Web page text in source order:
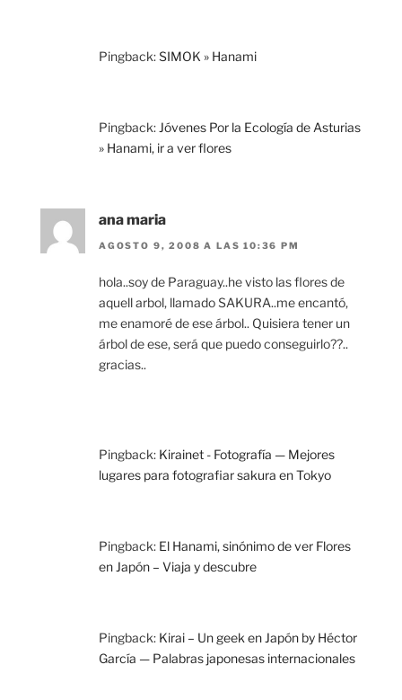
Pingback:SIMOK » Hanami
Pingback: Jóvenes Por la Ecología de Asturias
» Hanami, ir a ver flores
ana maria
AGOSTO 9, 2008 A LAS 10:36 PM
hola..soy de Paraguay..he visto las flores de
aquell arbol, llamado SAKURA..me encantó,
me enamoré de ese árbol.. Quisiera tener un
árbol de ese, será que puedo conseguirlo??..
gracias..
Pingback: Kirainet - Fotografía — Mejores
lugares para fotografiar sakura en Tokyo
Pingback: El Hanami, sinónimo de ver Flores
en Japón – Viaja y descubre
Pingback: Kirai – Un geek en Japón by Héctor
García — Palabras japonesas internacionales